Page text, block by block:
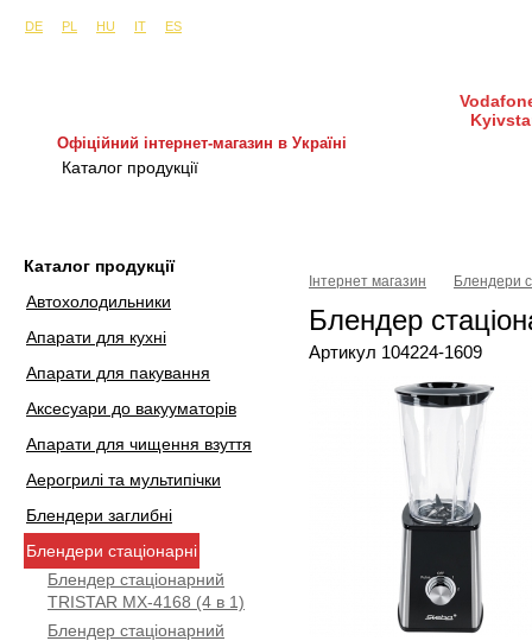
DE
PL HU IT ES
Офіційний інтернет-магазин в Україні
Каталог продукції
Каталог продукції
Автохолодильники
Апарати для кухні
Апарати для пакування
Аксесуари до вакууматорів
Апарати для чищення взуття
Аерогрилі та мультипічки
Блендери заглибні
Блендери стаціонарні
Блендер стаціонарний
TRISTAR MX-4168 (4 в 1)
Блендер стаціонарний
Інтернет магазин Блендери
Блендер
Артикул 104224-1609